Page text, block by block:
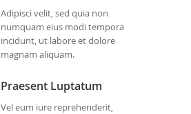
Adipisci velit, sed quia non
numquam eius modi tempora
incidunt, ut labore et dolore
magnam aliquam.
Praesent Luptatum
Vel eum iure reprehenderit,